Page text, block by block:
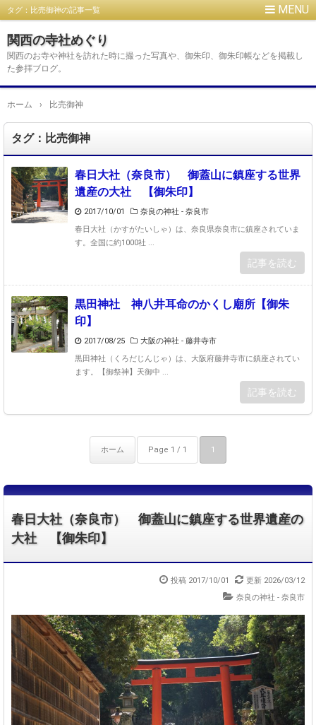
タグ：比売御神の記事一覧
関西の寺社めぐり
関西のお寺や神社を訪れた時に撮った写真や、御朱印、御朱印帳などを掲載し
た参拝ブログ。
ホーム › 比売御神
タグ：比売御神
春日大社（奈良市） 御蓋山に鎮座する世界
遺産の大社 【御朱印】
2017/10/01
奈良の神社 - 奈良市
春日大社（かすがたいしゃ）は、奈良県奈良市に鎮座されていま
す。全国に約1000社 ...
記事を読む
黒田神社 神八井耳命のかくし廟所【御朱
印】
2017/08/25
大阪の神社 - 藤井寺市
黒田神社（くろだじんじゃ）は、大阪府藤井寺市に鎮座されてい
ます。【御祭神】天御中 ...
記事を読む
ホーム Page 1 / 1 1
春日大社（奈良市） 御蓋山に鎮座する世界遺産の
大社 【御朱印】
投稿 2017/10/01
更新 2026/03/12
奈良の神社 - 奈良市